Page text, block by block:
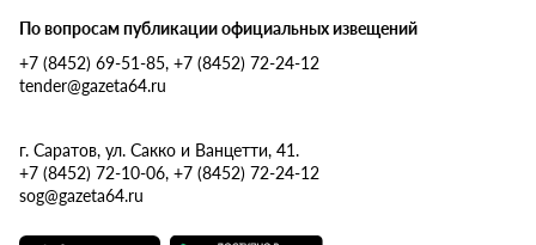
По вопросам публикации официальных извещений
+7 (8452) 69-51-85, +7 (8452) 72-24-12
tender@gazeta64.ru
г. Саратов, ул. Сакко и Ванцетти, 41.
+7 (8452) 72-10-06, +7 (8452) 72-24-12
sog@gazeta64.ru